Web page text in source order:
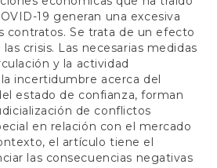
19 generan una excesiva
contratos. Se trata de un efecto
crisis. Las necesarias medidas
y la actividad
incertidumbre acerca del
estado de confianza, forman
de conflictos
en relación con el mercado
el artículo tiene el
las consecuencias negativas